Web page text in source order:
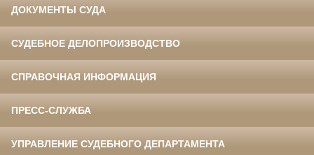
ДОКУМЕНТЫ СУДА
СУДЕБНОЕ ДЕЛОПРОИЗВОДСТВО
СПРАВОЧНАЯ ИНФОРМАЦИЯ
ПРЕСС-СЛУЖБА
УПРАВЛЕНИЕ СУДЕБНОГО ДЕПАРТАМЕНТА